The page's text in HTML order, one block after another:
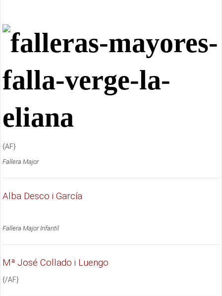
{AF}
Fallera Major
Alba Desco i García
Fallera Major Infantil
Mª José Collado i Luengo
{/AF}